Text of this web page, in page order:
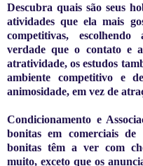
Descubra quais são seus
atividades que ela mais
competitivas,
verdade que o contato e
atratividade, os estudos
ambiente competitivo e
animosidade, em vez de
Condicionamento e
bonitas em comerciais de
bonitas têm a ver com
muito, exceto que os